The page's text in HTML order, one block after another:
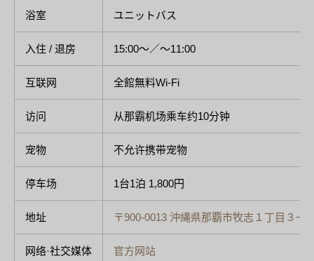
浴室 ユニットバス
入住 / 退房 15:00〜／〜11:00
互联网 全館無料Wi-Fi
访问 从那霸机场乘车约10分钟
宠物 不允许携带宠物
停车场 1台1泊 1,800円
地址 〒900-0013 沖縄県那覇市牧志１丁目３−
网络·社交媒体
官方网站